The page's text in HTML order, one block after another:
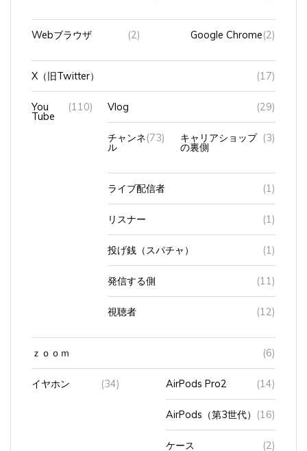
Webブラウザ (2) Google Chrome (2)
X（旧Twitter） (17)
You
Tube
(110) Vlog (29)
チャンネ
ル
(73) キャリアショップ
の裏側
(3)
ライブ配信者 (1)
リスナー (1)
投げ銭（スパチャ） (1)
発信する側 (11)
視聴者 (12)
(6)
イヤホン (34) AirPods Pro2 (14)
AirPods（第3世代） (16)
ケース (2)